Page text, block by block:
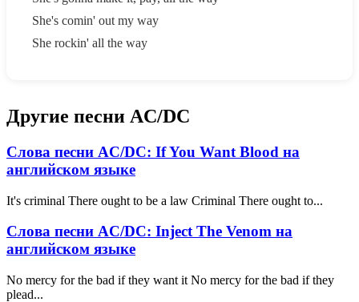
She's comin' out my way
She rockin' all the way
Другие песни AC/DC
Слова песни AC/DC: If You Want Blood на
английском языке
It's criminal There ought to be a law Criminal There ought to...
Слова песни AC/DC: Inject The Venom на
английском языке
No mercy for the bad if they want it No mercy for the bad if they
plead...